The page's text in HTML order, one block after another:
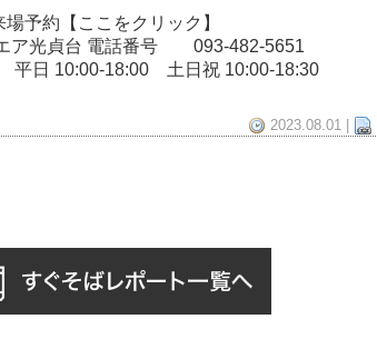
場予約 【ここをクリック】
ア光貞台 電話番号 093-482-5651
日 10:00-18:00 土日祝 10:00-18:30
2023.08.01 |